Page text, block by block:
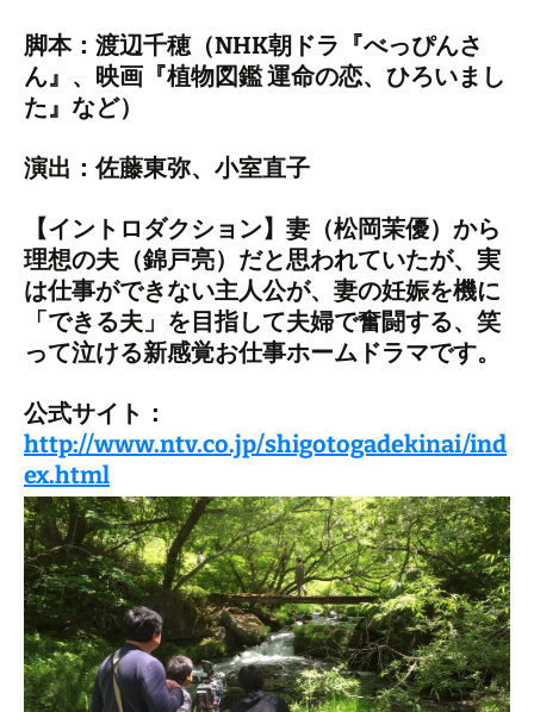
脚本：渡辺千穂（NHK朝ドラ『べっぴんさ
ん』、映画『植物図鑑 運命の恋、ひろいまし
た』など）
演出：佐藤東弥、小室直子
【イントロダクション】妻（松岡茉優）から
理想の夫（錦戸亮）だと思われていたが、実
は仕事ができない主人公が、妻の妊娠を機に
「できる夫」を目指して夫婦で奮闘する、笑
って泣ける新感覚お仕事ホームドラマです。
公式サイト：
http://www.ntv.co.jp/shigotogadekinai/ind
ex.html